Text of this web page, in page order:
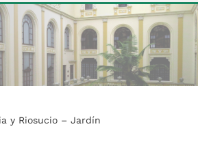
y Riosucio – Jardín